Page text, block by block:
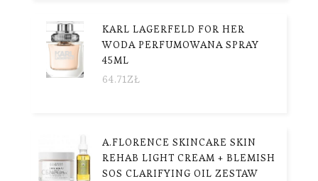
KARL LAGERFELD FOR HER
WODA PERFUMOWANA SPRAY
45ML
64.71ZŁ
A.FLORENCE SKINCARE SKIN
REHAB LIGHT CREAM + BLEMISH
SOS CLARIFYING OIL ZESTAW